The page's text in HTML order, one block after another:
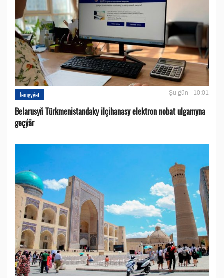
Jemgyýet Şu gün - 10:01
Belarusyň Türkmenistandaky ilçihanasy elektron nobat ulgamyna
geçýär